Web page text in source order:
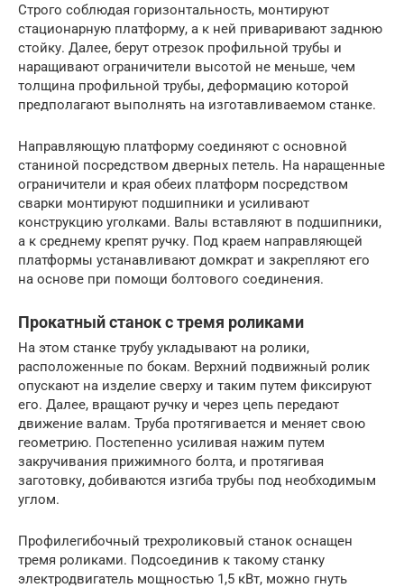
Строго соблюдая горизонтальность, монтируют
стационарную платформу, а к ней приваривают заднюю
стойку. Далее, берут отрезок профильной трубы и
наращивают ограничители высотой не меньше, чем
толщина профильной трубы, деформацию которой
предполагают выполнять на изготавливаемом станке.
Направляющую платформу соединяют с основной
станиной посредством дверных петель. На наращенные
ограничители и края обеих платформ посредством
сварки монтируют подшипники и усиливают
конструкцию уголками. Валы вставляют в подшипники,
а к среднему крепят ручку. Под краем направляющей
платформы устанавливают домкрат и закрепляют его
на основе при помощи болтового соединения.
Прокатный станок с тремя роликами
На этом станке трубу укладывают на ролики,
расположенные по бокам. Верхний подвижный ролик
опускают на изделие сверху и таким путем фиксируют
его. Далее, вращают ручку и через цепь передают
движение валам. Труба протягивается и меняет свою
геометрию. Постепенно усиливая нажим путем
закручивания прижимного болта, и протягивая
заготовку, добиваются изгиба трубы под необходимым
углом.
Профилегибочный трехроликовый станок оснащен
тремя роликами. Подсоединив к такому станку
электродвигатель мощностью 1,5 кВт, можно гнуть